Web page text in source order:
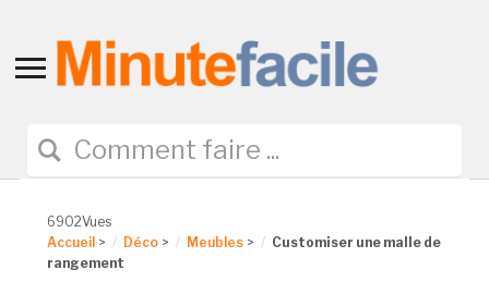
Toggle
navigation
6902Vues
Accueil > Déco > Meubles >
Customiser une malle de
rangement